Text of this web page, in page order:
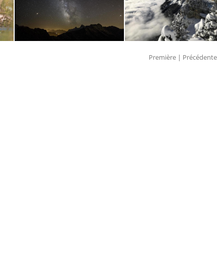
376-Gilles Villequey-Quatre fleurs 376-Claude Predal-
Première |